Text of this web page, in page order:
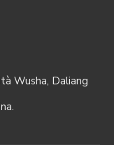
Wusha, Daliang